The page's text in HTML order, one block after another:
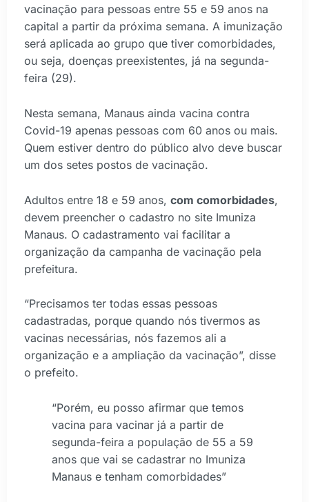
vacinação para pessoas entre 55 e 59 anos na
capital a partir da próxima semana. A imunização
será aplicada ao grupo que tiver comorbidades,
ou seja, doenças preexistentes, já na segunda-
feira (29).
Nesta semana, Manaus ainda vacina contra
Covid-19 apenas pessoas com 60 anos ou mais.
Quem estiver dentro do público alvo deve buscar
um dos setes postos de vacinação.
Adultos entre 18 e 59 anos, com comorbidades,
devem preencher o cadastro no site Imuniza
Manaus. O cadastramento vai facilitar a
organização da campanha de vacinação pela
prefeitura.
“Precisamos ter todas essas pessoas
cadastradas, porque quando nós tivermos as
vacinas necessárias, nós fazemos ali a
organização e a ampliação da vacinação”, disse
o prefeito.
“Porém, eu posso afirmar que temos
vacina para vacinar já a partir de
segunda-feira a população de 55 a 59
anos que vai se cadastrar no Imuniza
Manaus e tenham comorbidades”